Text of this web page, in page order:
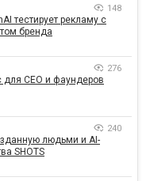
148
тестирует рекламу с
бренда
276
для CEO и фаундеров
240
людьми и AI-
SHOTS